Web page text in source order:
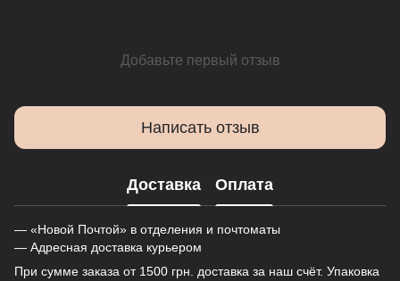
Добавьте первый отзыв
Написать отзыв
Доставка Оплата
— «Новой Почтой» в отделения и почтоматы
— Адресная доставка курьером
При сумме заказа от 1500 грн. доставка за наш счёт. Упаковка